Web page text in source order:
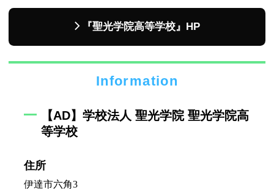
『聖光学院高等学校』HP
Information
【AD】学校法人 聖光学院 聖光学院高
等学校
住所